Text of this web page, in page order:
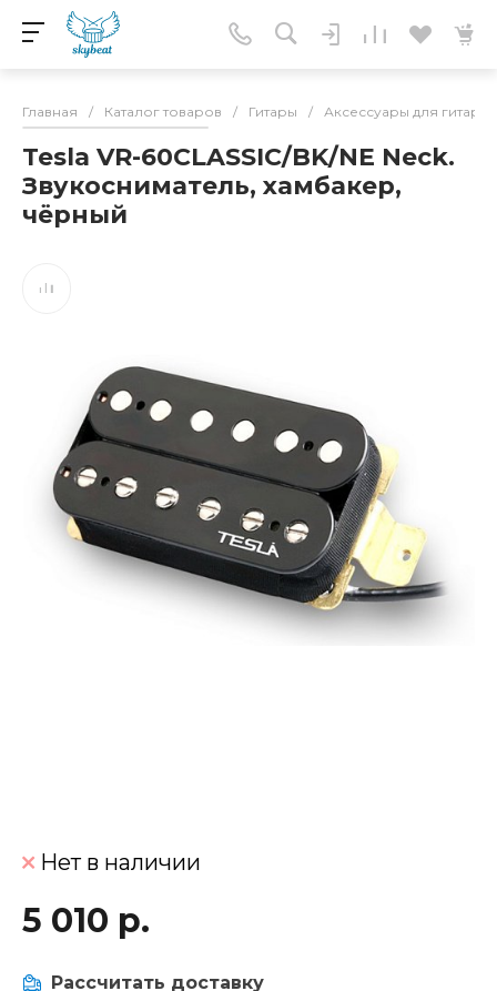
Главная / Каталог товаров / Гитары / Аксессуары для гитар
Tesla VR-60CLASSIC/BK/NE Neck.
Звукосниматель, хамбакер,
чёрный
Нет в наличии
5 010 р.
Рассчитать доставку